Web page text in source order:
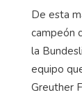
De esta
campeón
la
equipo
Greuther